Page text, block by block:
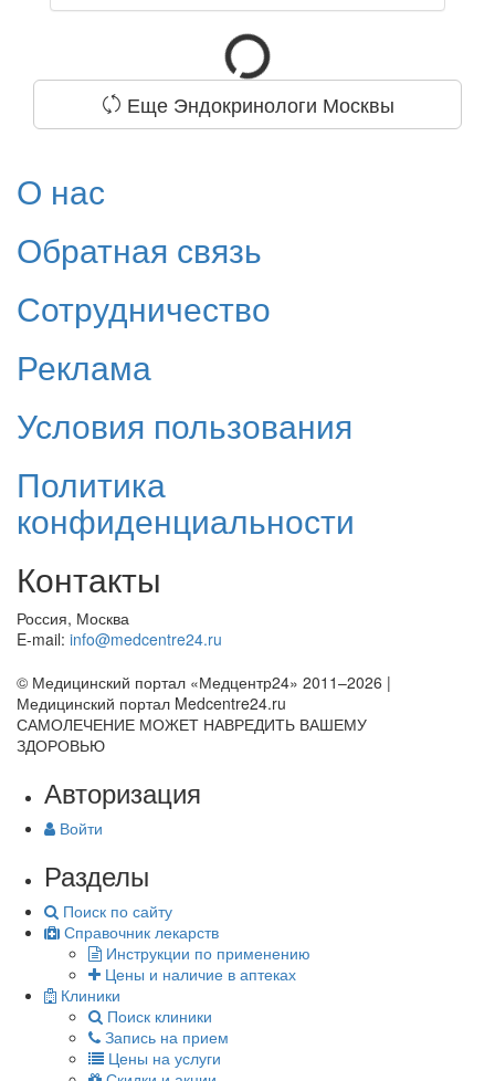
Еще Эндокринологи Москвы
О нас
Обратная связь
Сотрудничество
Реклама
Условия пользования
Политика
конфиденциальности
Контакты
Россия, Москва
E-mail: info@medcentre24.ru
© Медицинский портал «Медцентр24» 2011–2026 |
Медицинский портал Medcentre24.ru
САМОЛЕЧЕНИЕ МОЖЕТ НАВРЕДИТЬ ВАШЕМУ
ЗДОРОВЬЮ
Авторизация
Войти
Разделы
Поиск по сайту
Справочник лекарств
Инструкции по применению
Цены и наличие в аптеках
Клиники
Поиск клиники
Запись на прием
Цены на услуги